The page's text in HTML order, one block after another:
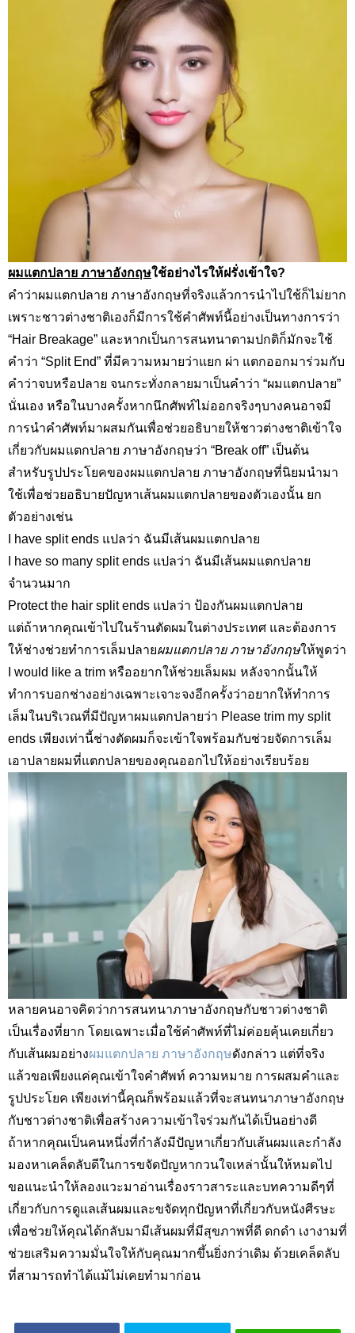
ผมแตกปลาย ภาษาอังกฤษใช้อย่างไรให้ฝรั่งเข้าใจ?
คำว่าผมแตกปลาย ภาษาอังกฤษที่จริงแล้วการนำไปใช้ก็ไม่ยาก
เพราะชาวต่างชาติเองก็มีการใช้คำศัพท์นี้อย่างเป็นทางการว่า
“Hair Breakage” และหากเป็นการสนทนาตามปกติก็มักจะใช้
คำว่า “Split End” ที่มีความหมายว่าแยก ผ่า แตกออกมาร่วมกับ
คำว่าจบหรือปลาย จนกระทั่งกลายมาเป็นคำว่า “ผมแตกปลาย”
นั่นเอง หรือในบางครั้งหากนึกศัพท์ไม่ออกจริงๆบางคนอาจมี
การนำคำศัพท์มาผสมกันเพื่อช่วยอธิบายให้ชาวต่างชาติเข้าใจ
เกี่ยวกับผมแตกปลาย ภาษาอังกฤษว่า “Break off” เป็นต้น
สำหรับรูปประโยคของผมแตกปลาย ภาษาอังกฤษที่นิยมนำมา
ใช้เพื่อช่วยอธิบายปัญหาเส้นผมแตกปลายของตัวเองนั้น ยก
ตัวอย่างเช่น
I have split ends แปลว่า ฉันมีเส้นผมแตกปลาย
I have so many split ends แปลว่า ฉันมีเส้นผมแตกปลาย
จำนวนมาก
Protect the hair split ends แปลว่า ป้องกันผมแตกปลาย
แต่ถ้าหากคุณเข้าไปในร้านตัดผมในต่างประเทศ และต้องการ
ให้ช่างช่วยทำการเล็มปลายผมแตกปลาย ภาษาอังกฤษให้พูดว่า
I would like a trim หรืออยากให้ช่วยเล็มผม หลังจากนั้นให้
ทำการบอกช่างอย่างเฉพาะเจาะจงอีกครั้งว่าอยากให้ทำการ
เล็มในบริเวณที่มีปัญหาผมแตกปลายว่า Please trim my split
ends เพียงเท่านี้ช่างตัดผมก็จะเข้าใจพร้อมกับช่วยจัดการเล็ม
เอาปลายผมที่แตกปลายของคุณออกไปให้อย่างเรียบร้อย
หลายคนอาจคิดว่าการสนทนาภาษาอังกฤษกับชาวต่างชาติ
เป็นเรื่องที่ยาก โดยเฉพาะเมื่อใช้คำศัพท์ที่ไม่ค่อยคุ้นเคยเกี่ยว
กับเส้นผมอย่างผมแตกปลาย ภาษาอังกฤษดังกล่าว แต่ที่จริง
แล้วขอเพียงแค่คุณเข้าใจคำศัพท์ ความหมาย การผสมคำและ
รูปประโยค เพียงเท่านี้คุณก็พร้อมแล้วที่จะสนทนาภาษาอังกฤษ
กับชาวต่างชาติเพื่อสร้างความเข้าใจร่วมกันได้เป็นอย่างดี
ถ้าหากคุณเป็นคนหนึ่งที่กำลังมีปัญหาเกี่ยวกับเส้นผมและกำลัง
มองหาเคล็ดลับดีในการขจัดปัญหากวนใจเหล่านั้นให้หมดไป
ขอแนะนำให้ลองแวะมาอ่านเรื่องราวสาระและบทความดีๆที่
เกี่ยวกับการดูแลเส้นผมและขจัดทุกปัญหาที่เกี่ยวกับหนังศีรษะ
เพื่อช่วยให้คุณได้กลับมามีเส้นผมที่มีสุขภาพที่ดี ดกดำ เงางามที่
ช่วยเสริมความมั่นใจให้กับคุณมากขึ้นยิ่งกว่าเดิม ด้วยเคล็ดลับ
ที่สามารถทำได้แม้ไม่เคยทำมาก่อน